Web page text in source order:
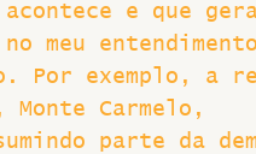
e que
meu
Por exemplo, a
Carmelo,
parte da